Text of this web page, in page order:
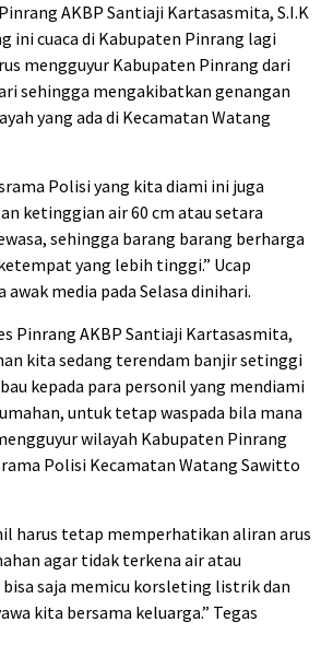
AKBP Santiaji Kartasasmita, S.I.K
ini cuaca di Kabupaten Pinrang lagi
mengguyur Kabupaten Pinrang dari
sehingga mengakibatkan genangan
yang ada di Kecamatan Watang
Polisi yang kita diami ini juga
ketinggian air 60 cm atau setara
sehingga barang barang berharga
yang lebih tinggi.” Ucap
awak media pada Selasa dinihari.
Pinrang AKBP Santiaji Kartasasmita,
kita sedang terendam banjir setinggi
kepada para personil yang mendiami
untuk tetap waspada bila mana
wilayah Kabupaten Pinrang
Polisi Kecamatan Watang Sawitto
harus tetap memperhatikan aliran arus
agar tidak terkena air atau
saja memicu korsleting listrik dan
kita bersama keluarga.” Tegas